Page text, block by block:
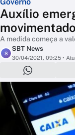
Auxílio
A medida começa a
S
SBT News
30/04/2021, 09:25 •